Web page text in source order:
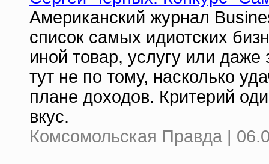
Американский журнал
список самых идиотских
иной товар, услугу или
тут не по тому, насколько
плане доходов. Критерий
вкус.
Комсомольская Правда |